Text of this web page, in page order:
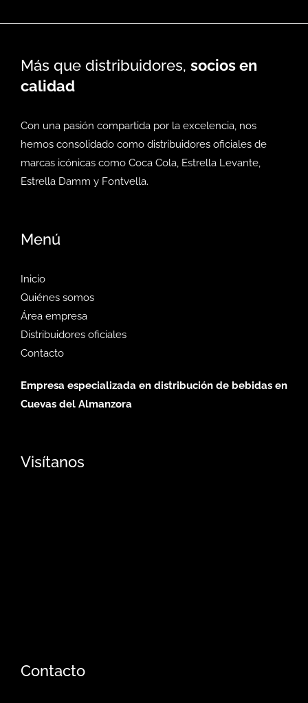
Más que distribuidores, socios en
calidad
Con una pasión compartida por la excelencia, nos
hemos consolidado como distribuidores oficiales de
marcas icónicas como Coca Cola, Estrella Levante,
Estrella Damm y Fontvella.
Menú
Inicio
Quiénes somos
Área empresa
Distribuidores oficiales
Contacto
Empresa especializada en distribución de bebidas en
Cuevas del Almanzora
Visítanos
Contacto